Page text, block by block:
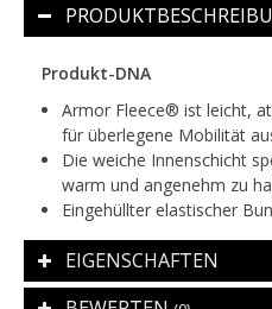
Produkt-DNA
Armor Fleece® ist leicht,
für überlegene Mobilität
Die weiche Innenschicht
warm und angenehm zu
Eingehüllter elastischer
EIGENSCHAFTEN